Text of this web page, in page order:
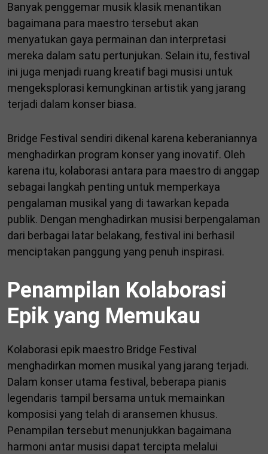
Banyak penggemar musik klasik menantikan
bagaimana para maestro tersebut akan
menyatukan gaya permainan dan interpretasi
mereka dalam satu pertunjukan. Selain itu, festival
ini juga menjadi ruang kreatif bagi musisi untuk
mengeksplorasi kemungkinan artistik yang jarang
terjadi dalam konser biasa.
Bridge Festival sendiri dikenal karena keberaniannya
menghadirkan program konser yang inovatif. Oleh
karena itu, kolaborasi antara para maestro di anggap
sebagai langkah penting untuk memperkaya
pengalaman musikal yang di tawarkan kepada
publik. Dengan menghadirkan musisi berpengalaman
dari berbagai latar belakang, festival ini berhasil
menciptakan panggung yang penuh inspirasi.
Penampilan Kolaborasi
Epik yang Memukau
Kolaborasi epik maestro Bridge Festival
menghadirkan momen musikal yang jarang terjadi.
Dalam konser utama festival, beberapa pianis
legendaris tampil bersama untuk memainkan
komposisi yang telah di aransemen khusus.
Penampilan tersebut menunjukkan bagaimana
harmoni antar musisi dapat tercipta melalui